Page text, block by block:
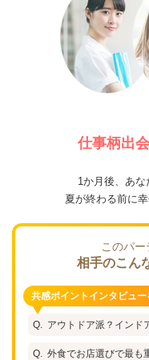
仕事柄出
1か月後、あ
夏が終わる前に
このパ
相手のこん
共感ポイントインタビュー
アウトドア派？インド
外食でお店選びで最も